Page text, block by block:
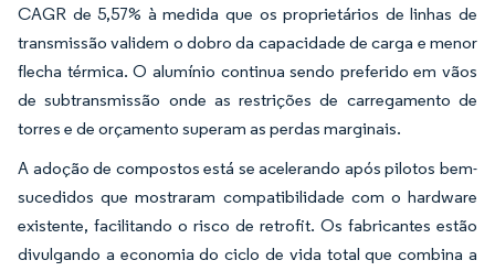
CAGR de 5,57% à medida que os proprietários de linhas de
transmissão validem o dobro da capacidade de carga e menor
flecha térmica. O alumínio continua sendo preferido em vãos
de subtransmissão onde as restrições de carregamento de
torres e de orçamento superam as perdas marginais.
A adoção de compostos está se acelerando após pilotos bem-
sucedidos que mostraram compatibilidade com o hardware
existente, facilitando o risco de retrofit. Os fabricantes estão
divulgando a economia do ciclo de vida total que combina a